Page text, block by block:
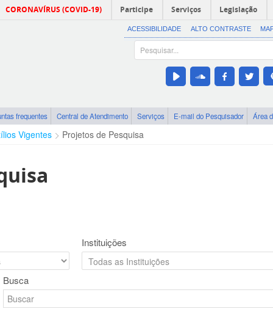
CORONAVÍRUS (COVID-19) Participe Serviços Legislação
ACESSIBILIDADE ALTO CONTRASTE
frequentes Central de Atendimento Serviços E-mail do Pesquisador Área
Vigentes Projetos de Pesquisa
Instituições
Busca